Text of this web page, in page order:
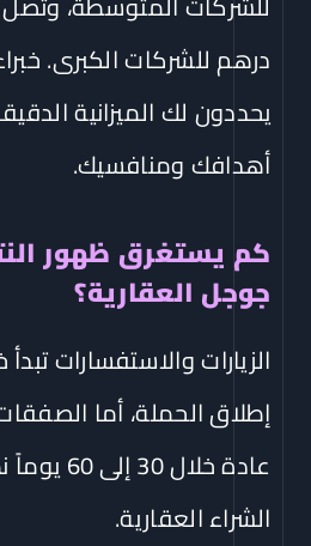
يحددون لك الميزانية
أهدافك ومنافسيك.
كم يستغرق ظهور
جوجل العقارية؟
إطلاق الحملة، أما
عادة خلال
الشراء العقارية.